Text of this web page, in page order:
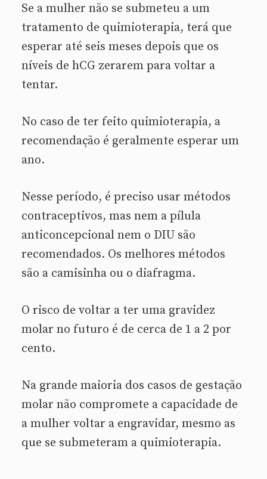
Se a mulher não se submeteu a um
tratamento de quimioterapia, terá que
esperar até seis meses depois que os
níveis de hCG zerarem para voltar a
tentar.
No caso de ter feito quimioterapia, a
recomendação é geralmente esperar um
ano.
Nesse período, é preciso usar métodos
contraceptivos, mas nem a pílula
anticoncepcional nem o DIU são
recomendados. Os melhores métodos
são a camisinha ou o diafragma.
O risco de voltar a ter uma gravidez
molar no futuro é de cerca de 1 a 2 por
cento.
Na grande maioria dos casos de gestação
molar não compromete a capacidade de
a mulher voltar a engravidar, mesmo as
que se submeteram a quimioterapia.